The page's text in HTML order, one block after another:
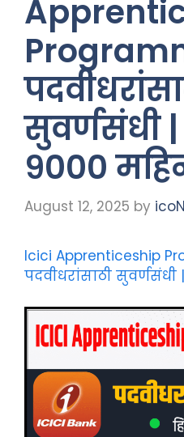
सुवर्णसंधी
९०००
August 12, 2025 by
Icici Apprenticeship
पदवीधरांसाठी